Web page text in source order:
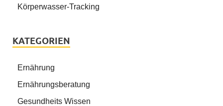
Körperwasser-Tracking
KATEGORIEN
Ernährung
Ernährungsberatung
Gesundheits Wissen